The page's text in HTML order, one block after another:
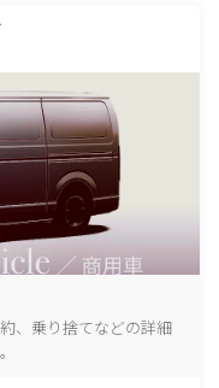
、乗り捨てなどの詳細